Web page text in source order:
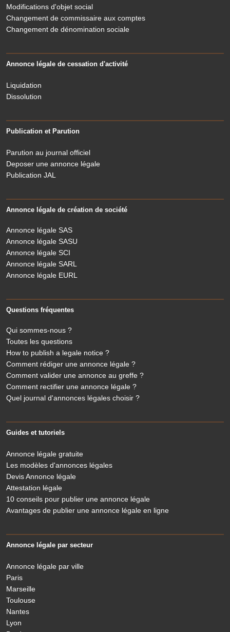
Modifications d'objet social
Changement de commissaire aux comptes
Changement de dénomination sociale
Annonce légale de cessation d'activité
Liquidation
Dissolution
Publication et Parution
Parution au journal officiel
Deposer une annonce légale
Publication JAL
Annonce légale de création de société
Annonce légale SAS
Annonce légale SASU
Annonce légale SCI
Annonce légale SARL
Annonce légale EURL
Questions fréquentes
Qui sommes-nous ?
Toutes les questions
How to publish a legale notice ?
Comment rédiger une annonce légale ?
Comment valider une annonce au greffe ?
Comment rectifier une annonce légale ?
Quel journal d'annonces légales choisir ?
Guides et tutoriels
Annonce légale gratuite
Les modèles d'annonces légales
Devis Annonce légale
Attestation légale
10 conseils pour publier une annonce légale
Avantages de publier une annonce légale en ligne
Annonce légale par secteur
Annonce légale par ville
Paris
Marseille
Toulouse
Nantes
Lyon